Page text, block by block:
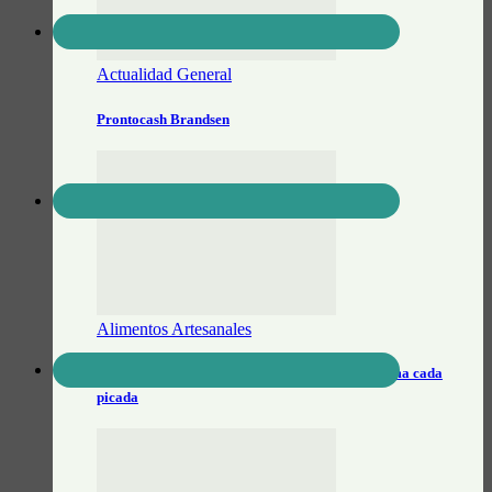
Actualidad General
Prontocash Brandsen
Alimentos Artesanales
Salsa Brandsen: el sabor artesanal que transforma cada
picada